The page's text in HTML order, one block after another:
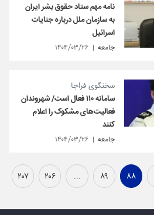
نامه مهم ستاد حقوق بشر ایران
به سازمان ملل درباره جنایات
اسرائیل
جامعه ۱۴۰۴/۰۳/۲۶
سخنگوی فراجا:
سامانه ۱۱۰ فعال است/ شهروندان
فعالیت‌های مشکوک را اعلام
کنند
جامعه ۱۴۰۴/۰۳/۲۶
۸۸ ۸۹ ... ۲۰۶ ۲۰۷